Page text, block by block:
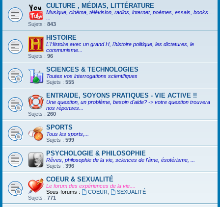
CULTURE , MÉDIAS, LITTÉRATURE
Musique, cinéma, télévision, radios, internet, poèmes, essais, books....
Sujets : 843
HISTOIRE
L'Histoire avec un grand H, l'histoire politique, les dictatures, le
communisme...
Sujets : 96
SCIENCES & TECHNOLOGIES
Toutes vos interrogations scientifiques
Sujets : 555
ENTRAIDE, SOYONS PRATIQUES - VIE ACTIVE !!
Une question, un problème, besoin d'aide? -> votre question trouvera
nos réponses...
Sujets : 260
SPORTS
Tous les sports,...
Sujets : 599
PSYCHOLOGIE & PHILOSOPHIE
Rêves, philosophie de la vie, sciences de l'âme, ésotérisme, ...
Sujets : 396
COEUR & SEXUALITÉ
Le forum des expériences de la vie....
Sous-forums :
COEUR
SEXUALITÉ
Sujets : 771